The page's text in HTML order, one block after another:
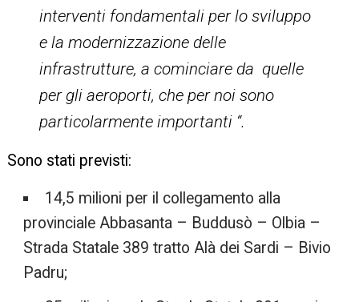
interventi fondamentali per lo sviluppo
e la modernizzazione delle
infrastrutture, a cominciare da quelle
per gli aeroporti, che per noi sono
particolarmente importanti “.
Sono stati previsti:
14,5 milioni per il collegamento alla
provinciale Abbasanta – Buddusò – Olbia –
Strada Statale 389 tratto Alà dei Sardi – Bivio
Padru;